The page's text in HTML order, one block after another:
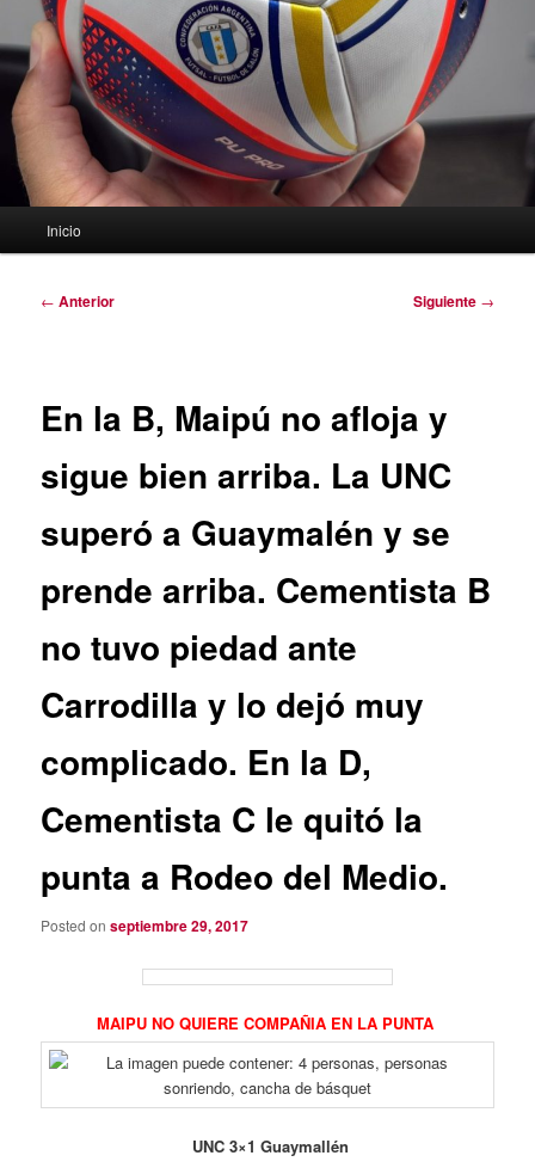
Inicio
Navegación
← Anterior Siguiente →
En la B, Maipú no afloja y
sigue bien arriba. La UNC
superó a Guaymalén y se
prende arriba. Cementista B
no tuvo piedad ante
Carrodilla y lo dejó muy
complicado. En la D,
Cementista C le quitó la
punta a Rodeo del Medio.
Posted onseptiembre 29, 2017
MAIPU NO QUIERE COMPAÑIA EN LA PUNTA
UNC 3×1 Guaymallén